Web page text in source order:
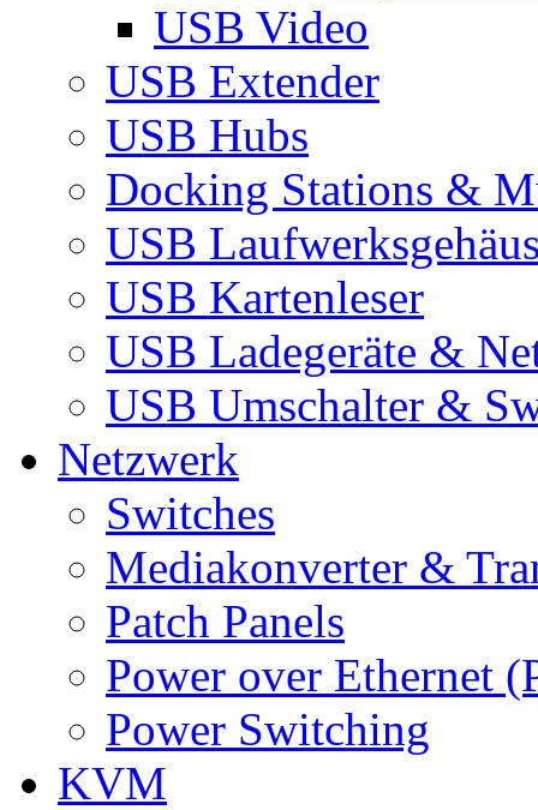
USB Video
USB Extender
USB Hubs
Docking Stations &
USB
USB Kartenleser
USB Ladegeräte &
USB Umschalter &
Netzwerk
Switches
Mediakonverter &
Patch Panels
Power over Ethernet
Power Switching
KVM